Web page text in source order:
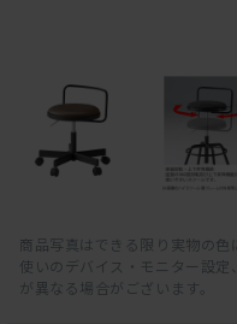
商品写真はできる限り実物の
使いのデバイス・モニター設
が異なる場合がございます。